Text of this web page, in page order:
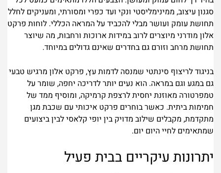
סגנון עיצוב, ממינימליסטי ונקי ועד כפרי ומסורתי, ומעניקים לחלל
תחושת עומק ועושר מבלי להכביד על המראה הכללי. לוחות פרקט
אלון מודרני מיוצרים לרוב במידות ארוכות ורחבות, מה שיוצר
תחושת מרחב וזורם גם בחדרים שאינם גדולים במיוחד.
בניגוד לריצוף סינתטי שמנסה לדמות עץ, פרקט אלון מרגיש טבעי
גם במגע וגם במראה. הוא נעים יותר לדריכה יחפה, שומר על
טמפרטורה מאוזנת יחסית לרצפת קרמיקה, ומוסיף ממד של
חמימות ביתית. כאשר בוחרים פרקט איכותי עם שכבת מגן
מתקדמת, מקבלים שילוב מדויק בין יופי קלאסי לבין ביצועים
שמתאימים לחיי היום יום.
יתרונות עיקריים בבית פעיל